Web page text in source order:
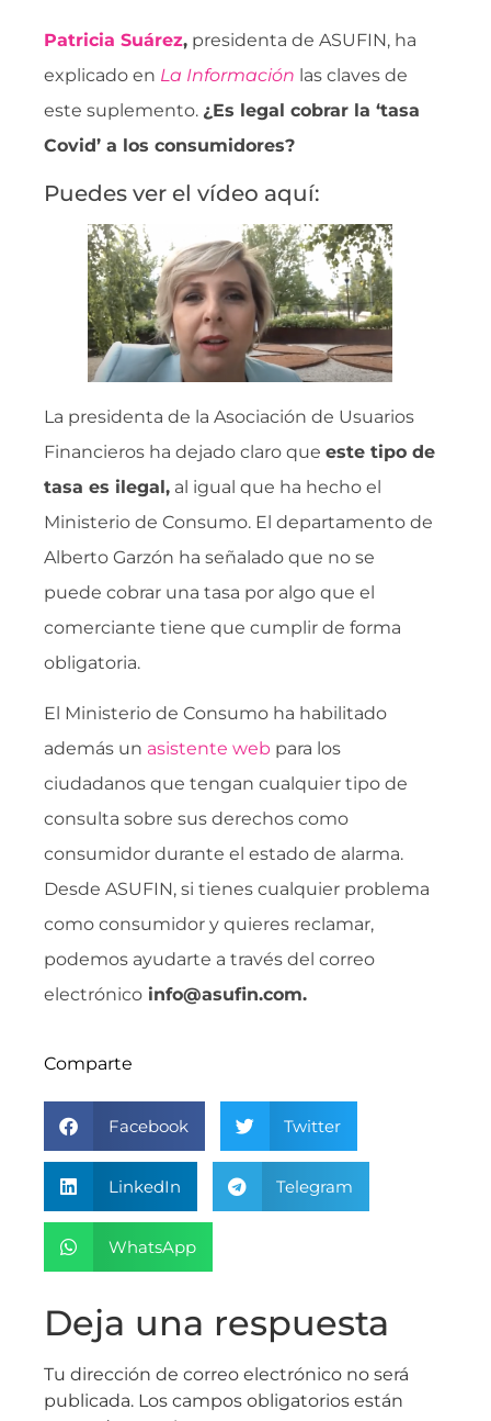
Patricia Suárez, presidenta de ASUFIN, ha
explicado en La Información las claves de
este suplemento. ¿Es legal cobrar la ‘tasa
Covid’ a los consumidores?
Puedes ver el vídeo aquí:
La presidenta de la Asociación de Usuarios
Financieros ha dejado claro que este tipo de
tasa es ilegal, al igual que ha hecho el
Ministerio de Consumo. El departamento de
Alberto Garzón ha señalado que no se
puede cobrar una tasa por algo que el
comerciante tiene que cumplir de forma
obligatoria.
El Ministerio de Consumo ha habilitado
además un asistente web para los
ciudadanos que tengan cualquier tipo de
consulta sobre sus derechos como
consumidor durante el estado de alarma.
Desde ASUFIN, si tienes cualquier problema
como consumidor y quieres reclamar,
podemos ayudarte a través del correo
electrónico info@asufin.com.
Comparte
Facebook Twitter
LinkedIn Telegram
WhatsApp
Deja una respuesta
Tu dirección de correo electrónico no será
publicada. Los campos obligatorios están